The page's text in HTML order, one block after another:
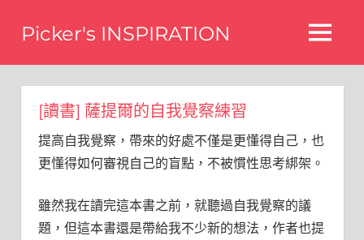
Picker's INSPIRATION MENU
[讀書] 薩提爾的自我覺察練習
提高自我覺察，帶來的好處不僅是更懂得自己，也
更懂得如何審視自己的盲點，不被慣性思考綁架。
雖然我在讀完這本書之前，就聽過自我覺察的議
題，但這本書還是帶給我不少新的想法，作者也提